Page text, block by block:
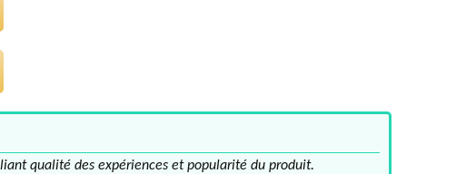
qualité des expériences et popularité du produit.